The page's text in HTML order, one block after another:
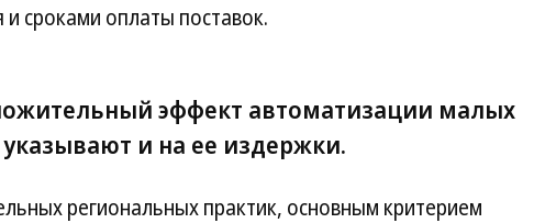
и сроками оплаты поставок.
эффект автоматизации малых
и на ее издержки.
региональных практик, основным критерием